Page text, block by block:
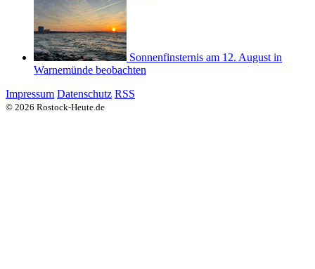
Sonnenfinsternis am 12. August in
Warnemünde beobachten
Impressum Datenschutz RSS
© 2026 Rostock-Heute.de